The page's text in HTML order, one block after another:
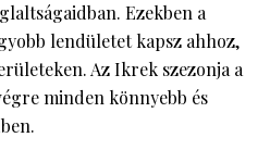
Ezekben a
lendületet kapsz ahhoz,
Az Ikrek szezonja a
minden könnyebb és